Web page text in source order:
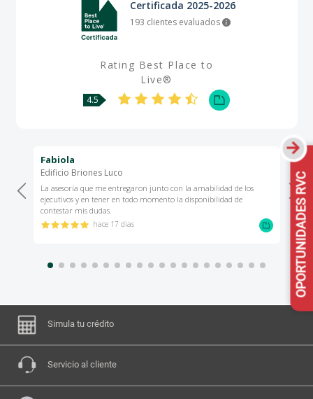
Simula tu crédito
Servicio al cliente
OPORTUNIDADES RVC